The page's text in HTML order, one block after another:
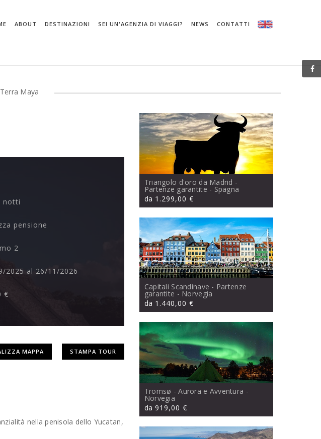
ABOUT DESTINAZIONI SEI UN'AGENZIA DI VIAGGI? NEWS CONTATTI
Maya
notti
pensione
2
2025 al 26/11/2026
€
MAPPA STAMPA TOUR
nella penisola dello Yucatan,
Triangolo d'oro da Madrid -
Partenze garantite - Spagna
da 1.299,00 €
Capitali Scandinave - Partenze
garantite - Norvegia
da 1.440,00 €
Tromsø - Aurora e Avventura -
Norvegia
da 919,00 €